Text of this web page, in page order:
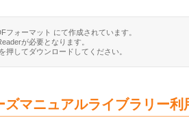
フォーマット にて作成されています。
が必要となります。
押してダウンロードしてください。
ズマニュアルライブラリー利